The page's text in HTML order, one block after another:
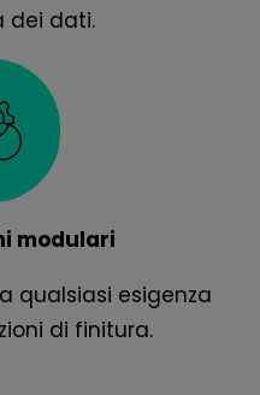
dei dati.
modulari
qualsiasi esigenza
di finitura.